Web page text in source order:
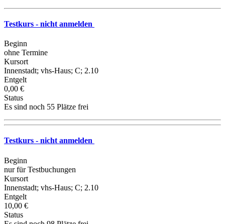
Testkurs - nicht anmelden
Beginn
ohne Termine
Kursort
Innenstadt; vhs-Haus; C; 2.10
Entgelt
0,00 €
Status
Es sind noch 55 Plätze frei
Testkurs - nicht anmelden
Beginn
nur für Testbuchungen
Kursort
Innenstadt; vhs-Haus; C; 2.10
Entgelt
10,00 €
Status